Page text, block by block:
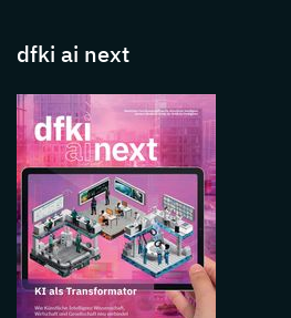
dfki ai next